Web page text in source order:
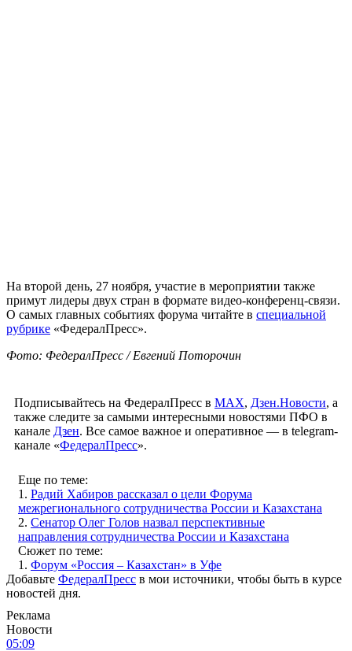
На второй день, 27 ноября, участие в мероприятии также
примут лидеры двух стран в формате видео-конференц-связи.
О самых главных событиях форума читайте в специальной
рубрике «ФедералПресс».
Фото: ФедералПресс / Евгений Поторочин
Подписывайтесь на ФедералПресс в МАХ, Дзен.Новости, а
также следите за самыми интересными новостями ПФО в
канале Дзен. Все самое важное и оперативное — в telegram-
канале «ФедералПресс».
Еще по теме:
1. Радий Хабиров рассказал о цели Форума
межрегионального сотрудничества России и Казахстана
2. Сенатор Олег Голов назвал перспективные
направления сотрудничества России и Казахстана
Сюжет по теме:
1. Форум «Россия – Казахстан» в Уфе
Добавьте ФедералПресс в мои источники, чтобы быть в курсе
новостей дня.
Реклама
Новости
05:09